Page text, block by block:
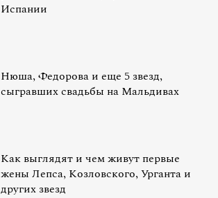
Испании
Нюша, Федорова и еще 5 звезд,
сыгравших свадьбы на Мальдивах
Как выглядят и чем живут первые
жены Лепса, Козловского, Урганта и
других звезд